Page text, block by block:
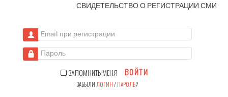
СВИДЕТЕЛЬСТВО О РЕГИСТРАЦИИСМИ
Email при регистрации
Пароль
ЗАПОМНИТЬ МЕНЯ ВОЙТИ
ЗАБЫЛИ ЛОГИН/ПАРОЛЬ?